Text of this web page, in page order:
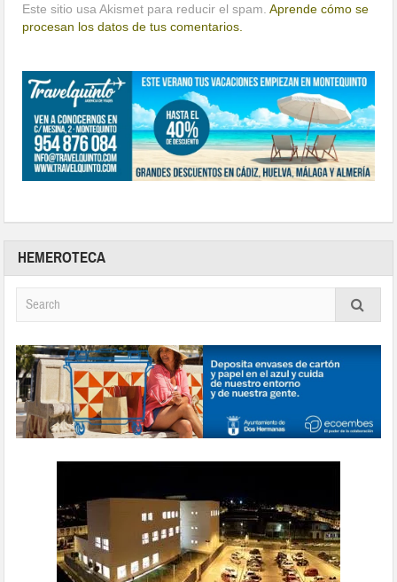
Este sitio usa Akismet para reducir el spam.Aprende cómo se
procesan los datos de tus comentarios.
HEMEROTECA